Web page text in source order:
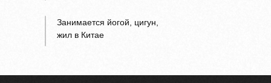
Занимается йогой, цигун,
жил в Китае